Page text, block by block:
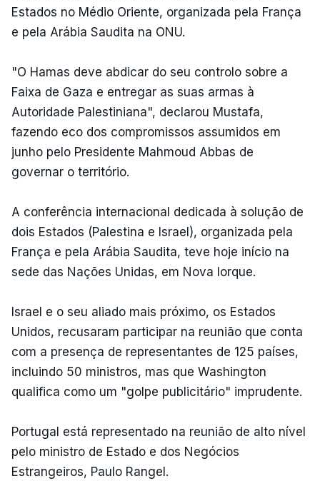
Estados no Médio Oriente, organizada pela França
e pela Arábia Saudita na ONU.
"O Hamas deve abdicar do seu controlo sobre a
Faixa de Gaza e entregar as suas armas à
Autoridade Palestiniana", declarou Mustafa,
fazendo eco dos compromissos assumidos em
junho pelo Presidente Mahmoud Abbas de
governar o território.
A conferência internacional dedicada à solução de
dois Estados (Palestina e Israel), organizada pela
França e pela Arábia Saudita, teve hoje início na
sede das Nações Unidas, em Nova Iorque.
Israel e o seu aliado mais próximo, os Estados
Unidos, recusaram participar na reunião que conta
com a presença de representantes de 125 países,
incluindo 50 ministros, mas que Washington
qualifica como um "golpe publicitário" imprudente.
Portugal está representado na reunião de alto nível
pelo ministro de Estado e dos Negócios
Estrangeiros, Paulo Rangel.